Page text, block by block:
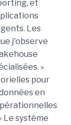
et
Les
j'observe
»
pour
en
Le système